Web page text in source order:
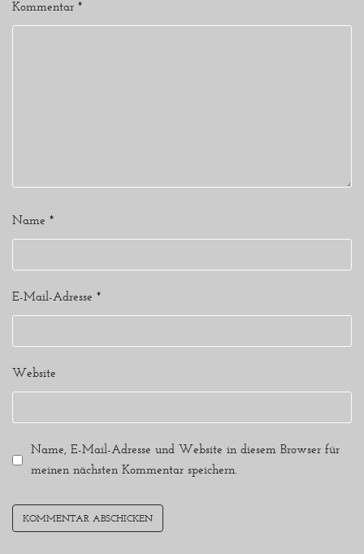
Kommentar *
Name *
E-Mail-Adresse *
Website
Name, E-Mail-Adresse und Website in diesem Browser für
meinen nächsten Kommentar speichern.